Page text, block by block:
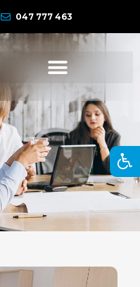
047 777 463